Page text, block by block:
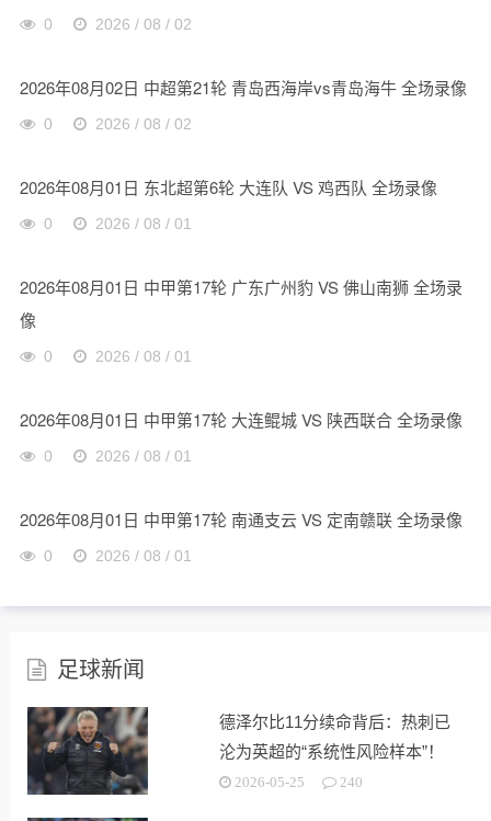
0 2026 / 08 / 02
2026年08月02日 中超第21轮 青岛西海岸vs青岛海牛 全场录像
0 2026 / 08 / 02
2026年08月01日 东北超第6轮 大连队 VS 鸡西队 全场录像
0 2026 / 08 / 01
2026年08月01日 中甲第17轮 广东广州豹 VS 佛山南狮 全场录
像
0 2026 / 08 / 01
2026年08月01日 中甲第17轮 大连鲲城 VS 陕西联合 全场录像
0 2026 / 08 / 01
2026年08月01日 中甲第17轮 南通支云 VS 定南赣联 全场录像
0 2026 / 08 / 01
足球新闻
德泽尔比11分续命背后：热刺已
沦为英超的“系统性风险样本”！
2026-05-25 240